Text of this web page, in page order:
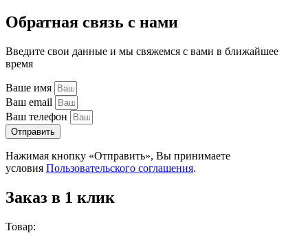
Обратная связь с нами
Введите свои данные и мы свяжемся с вами в ближайшее
время
Ваше имя
Ваш email
Ваш телефон
Отправить
Нажимая кнопку «Отправить», Вы принимаете
условия Пользовательского соглашения.
Заказ в 1 клик
Товар: